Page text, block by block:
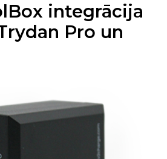
integrācija
Pro un